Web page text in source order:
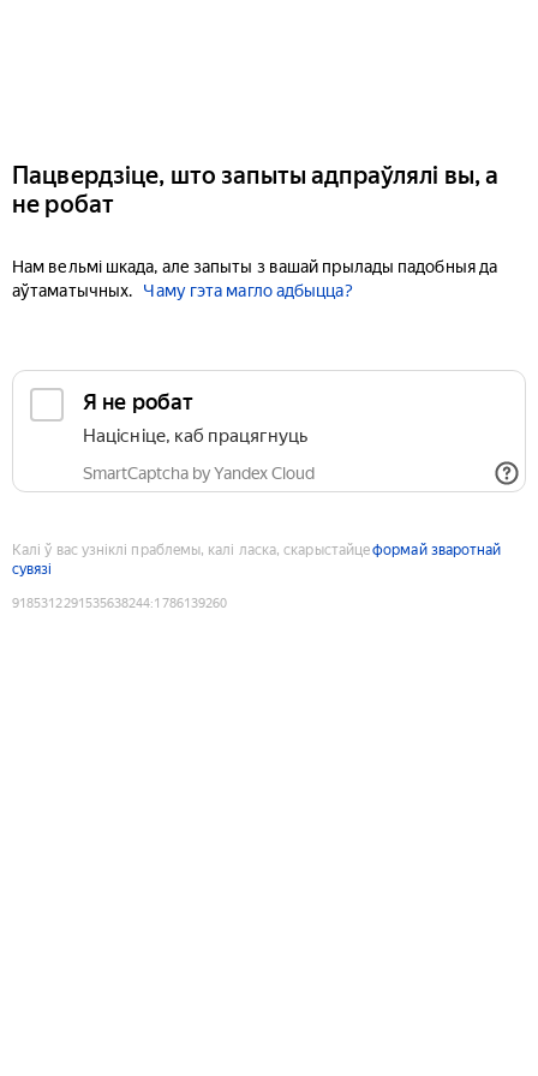
Пацвердзіце, што запыты адпраўлялі вы, а
не робат
Нам вельмі шкада, але запыты з вашай прылады падобныя да
аўтаматычных.
Чаму гэта магло адбыцца?
Я не робат
Націсніце, каб працягнуць
SmartCaptcha by Yandex Cloud
Калі ў вас узніклі праблемы, калі ласка, скарыстайцеформай зваротнай
сувязі
9185312291535638244:1786139260